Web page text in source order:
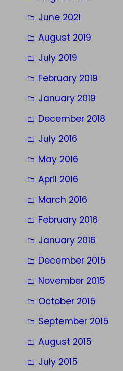
June 2021
August 2019
July 2019
February 2019
January 2019
December 2018
July 2016
May 2016
April 2016
March 2016
February 2016
January 2016
December 2015
November 2015
October 2015
September 2015
August 2015
July 2015